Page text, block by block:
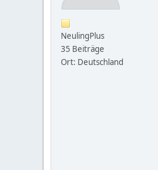
NeulingPlus
35 Beiträge
Ort: Deutschland